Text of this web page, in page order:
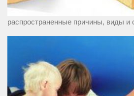
распространенные причины, виды и